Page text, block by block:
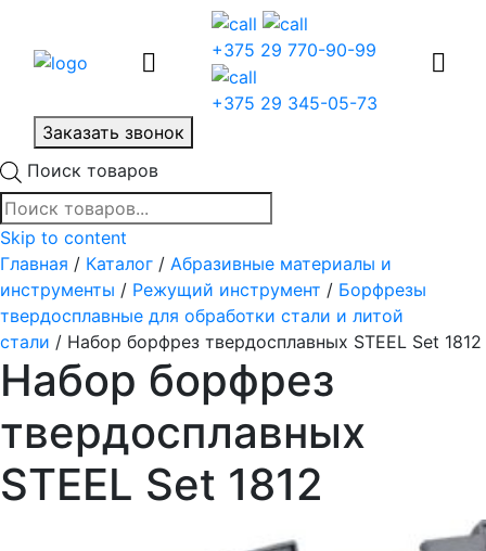
+375 29 770-90-99
+375 29 345-05-73
Заказать звонок
Поиск товаров
Skip to content
Главная / Каталог / Абразивные материалы и
инструменты / Режущий инструмент / Борфрезы
твердосплавные для обработки стали и литой
стали / Набор борфрез твердосплавных STEEL Set 1812
Набор борфрез
твердосплавных
STEEL Set 1812